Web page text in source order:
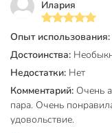
Материал
Страна производства
Тип
Коллекция
Цвет
Илария
Опыт использования:
Достоинства:
Недостатки: Нет
Комментарий: Очень
пара. Очень
удовольствие.